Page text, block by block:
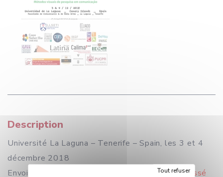
Description
Université La Laguna – Tenerife – Spain, les 3 et 4
décembre 2018
Envoi des propositions de communicationrepoussé
Tout refuser